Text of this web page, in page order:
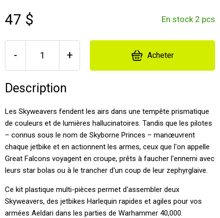
47 $ En stock 2 pcs
- + Acheter
Description
Les Skyweavers fendent les airs dans une tempête prismatique
de couleurs et de lumières hallucinatoires. Tandis que les pilotes
– connus sous le nom de Skyborne Princes – manœuvrent
chaque jetbike et en actionnent les armes, ceux que l'on appelle
Great Falcons voyagent en croupe, prêts à faucher l'ennemi avec
leurs star bolas ou à le trancher d'un coup de leur zephyrglaive.
Ce kit plastique multi-pièces permet d'assembler deux
Skyweavers, des jetbikes Harlequin rapides et agiles pour vos
armées Aeldari dans les parties de Warhammer 40,000.